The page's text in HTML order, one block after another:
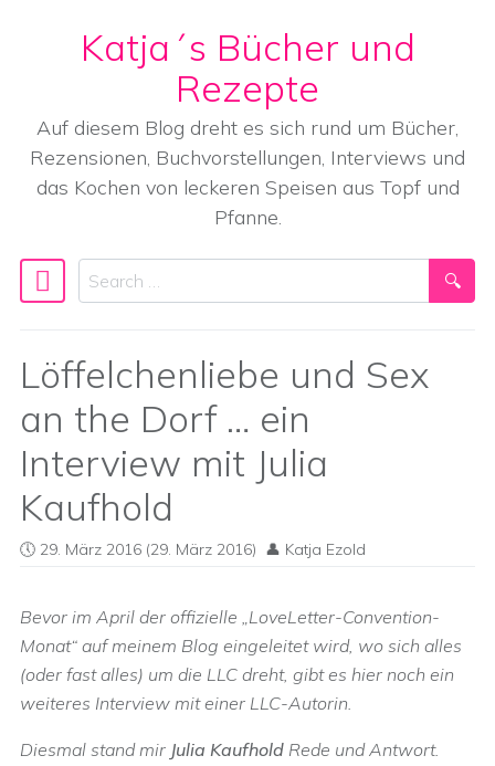
Skip to content
Katja´s Bücher und
Rezepte
Auf diesem Blog dreht es sich rund um Bücher,
Rezensionen, Buchvorstellungen, Interviews und
das Kochen von leckeren Speisen aus Topf und
Pfanne.
Main Navigation
Search
Löffelchenliebe und Sex
an the Dorf … ein
Interview mit Julia
Kaufhold
29. März 2016 (29. März 2016) Katja Ezold
Bevor im April der offizielle „LoveLetter-Convention-
Monat“ auf meinem Blog eingeleitet wird, wo sich alles
(oder fast alles) um die LLC dreht, gibt es hier noch ein
weiteres Interview mit einer LLC-Autorin.
Diesmal stand mir Julia Kaufhold Rede und Antwort.